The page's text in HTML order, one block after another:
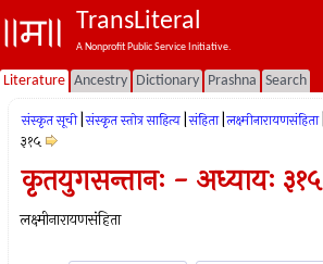
TransLiteral
A Nonprofit Public Service Initiative.
Literature Ancestry Dictionary Prashna Search
संस्कृत सूची संस्कृत स्तोत्र साहित्य संहिता लक्ष्मीनारायणसंहिता
३१५
कृतयुगसन्तानः - अध्यायः ३१५
लक्ष्मीनारायणसंहिता